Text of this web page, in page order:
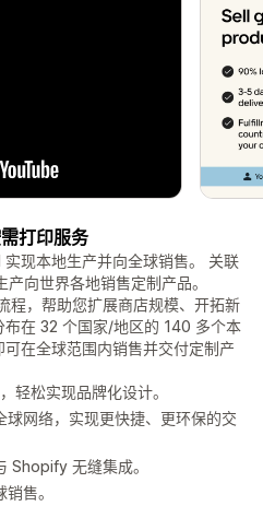
打印服务
现本地生产并向全球销售。 关联
向世界各地销售定制产品。
程，帮助您扩展商店规模、开拓新
在 32 个国家/地区的 140 多个本
在全球范围内销售并交付定制产
轻松实现品牌化设计。
网络，实现更快捷、更环保的交
Shopify 无缝集成。
售。